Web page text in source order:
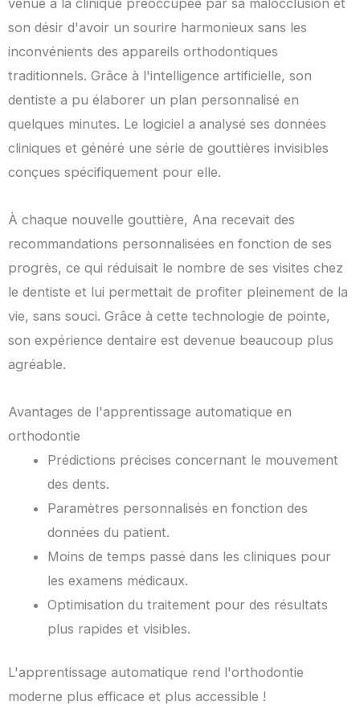
venue à la clinique préoccupée par sa malocclusion et
son désir d'avoir un sourire harmonieux sans les
inconvénients des appareils orthodontiques
traditionnels. Grâce à l'intelligence artificielle, son
dentiste a pu élaborer un plan personnalisé en
quelques minutes. Le logiciel a analysé ses données
cliniques et généré une série de gouttières invisibles
conçues spécifiquement pour elle.
À chaque nouvelle gouttière, Ana recevait des
recommandations personnalisées en fonction de ses
progrès, ce qui réduisait le nombre de ses visites chez
le dentiste et lui permettait de profiter pleinement de la
vie, sans souci. Grâce à cette technologie de pointe,
son expérience dentaire est devenue beaucoup plus
agréable.
Avantages de l'apprentissage automatique en
orthodontie
Prédictions précises concernant le mouvement
des dents.
Paramètres personnalisés en fonction des
données du patient.
Moins de temps passé dans les cliniques pour
les examens médicaux.
Optimisation du traitement pour des résultats
plus rapides et visibles.
L'apprentissage automatique rend l'orthodontie
moderne plus efficace et plus accessible !